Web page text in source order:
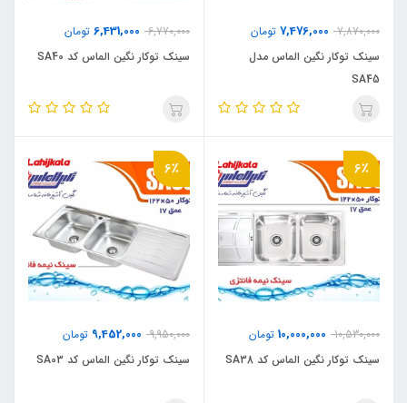
7,870,000
7,476,000 تومان
سینک توکار نگین الماس مدل
SA45
6,770,000
6,431,000 تومان
سینک توکار نگین الماس کد SA40
6٪
10,530,000
10,000,000 تومان
سینک توکار نگین الماس کد SA38
6٪
9,950,000
9,452,000 تومان
سینک توکار نگین الماس کد SA03